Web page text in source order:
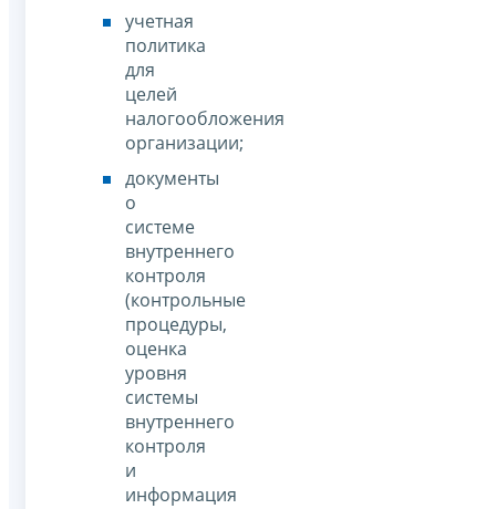
учетная
политика
для
целей
налогообложения
организации;
документы
о
системе
внутреннего
контроля
(контрольные
процедуры,
оценка
уровня
системы
внутреннего
контроля
и
информация